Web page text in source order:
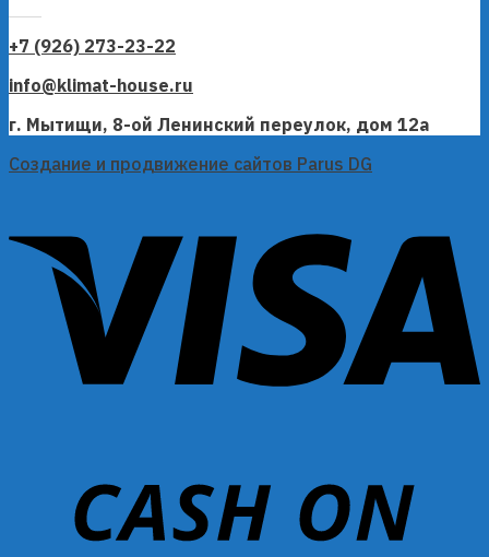
+7 (926) 273-23-22
info@klimat-house.ru
г. Мытищи, 8-ой Ленинский переулок, дом 12а
Создание и продвижение сайтов Parus DG